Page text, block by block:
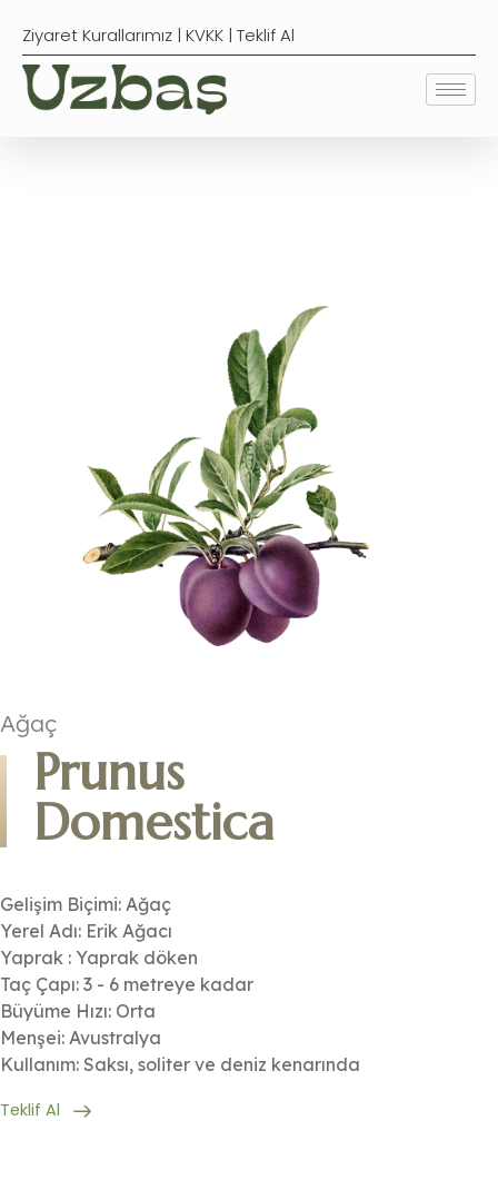
Ziyaret Kurallarımız | KVKK | Teklif Al
Ağaç
Prunus
Domestica
Gelişim Biçimi: Ağaç
Yerel Adı: Erik Ağacı
Yaprak : Yaprak döken
Taç Çapı: 3 - 6 metreye kadar
Büyüme Hızı: Orta
Menşei: Avustralya
Kullanım: Saksı, soliter ve deniz kenarında
Teklif Al